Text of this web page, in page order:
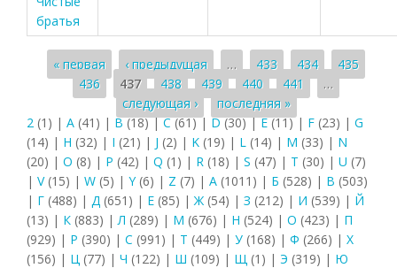
братья
Страницы
« первая ‹ предыдущая … 433 434
435
436
437 438 439 440 441
…
следующая ›
последняя »
2 (1) | A (41) | B(18)|C(61)| D(30)|E(11)| F (23) | G
(14) | H (32) | I (21) | J (2) | K (19) | L (14) | M (33) | N
(20) | O (8) | P (42) | Q (1) | R (18) | S (47) | T (30) | U (7)
| V(15) | W (5) | Y(6) | Z (7) | А (1011) | Б (528) | В (503)
| Г (488) | Д (651) | Е (85) | Ж (54) | З (212) | И (539) | Й
(13) | К (883) | Л (289) | М (676) | Н (524) | О (423) | П
(929) | Р (390) | С (991) | Т (449) | У (168) | Ф (266) | Х
(156) | Ц (77) | Ч (122) | Ш (109) | Щ (1) | Э (319) | Ю